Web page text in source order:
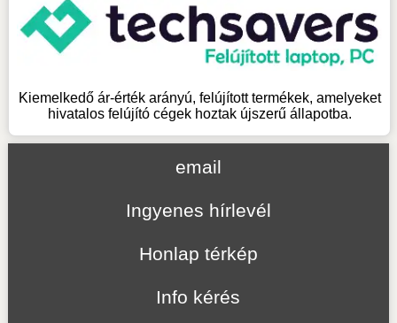
Kiemelkedő ár-érték arányú, felújított termékek, amelyeket
hivatalos felújító cégek hoztak újszerű állapotba.
email
Ingyenes hírlevél
Honlap térkép
Info kérés